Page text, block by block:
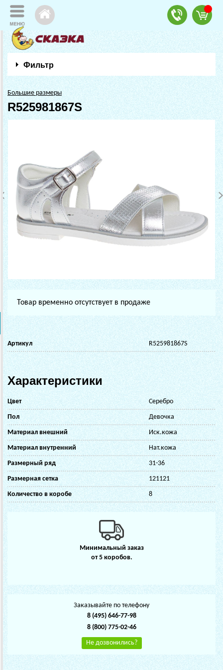
Фильтр
Большие размеры
R525981867S
Товар временно отсутствует в продаже
Артикул R525981867S
Характеристики
Цвет Серебро
Пол Девочка
Материал внешний Иск.кожа
Материал внутренний Нат.кожа
Размерный ряд 31-36
Размерная сетка 121121
Количество в коробе 8
Минимальный заказ
от 5 коробов.
Заказывайте по телефону
8 (495) 646-77-98
8 (800) 775-02-46
Не дозвонились?